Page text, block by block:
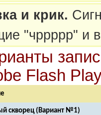
и крик.
"чррррр" и
Flash
скворец (Вариант №1)